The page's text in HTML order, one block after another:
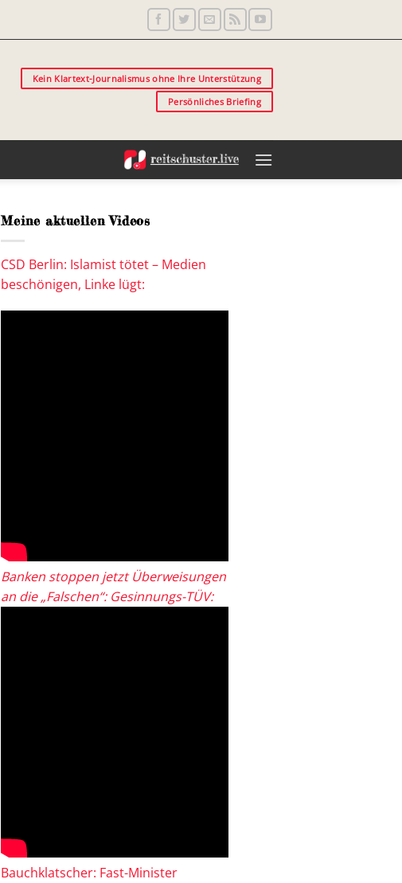
Kein Klartext-Journalismus ohne Ihre Unterstützung
Persönliches Briefing
Meine aktuellen Videos
CSD Berlin: Islamist tötet – Medien
beschönigen, Linke lügt:
Banken stoppen jetzt Überweisungen
an die „Falschen“: Gesinnungs-TÜV:
Bauchklatscher: Fast-Minister